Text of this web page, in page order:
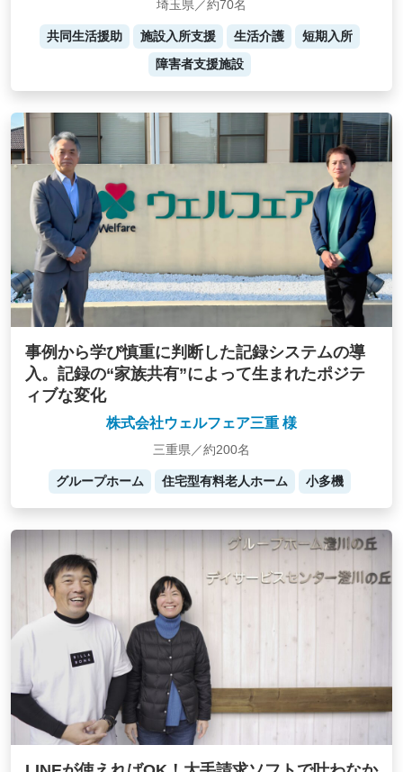
埼玉県／約70名
共同生活援助 施設入所支援 生活介護
短期入所
障害者支援施設
事例から学び慎重に判断した記録システムの導
入。記録の“家族共有”によって生まれたポジテ
ィブな変化
株式会社ウェルフェア三重 様
三重県／約200名
グループホーム 住宅型有料老人ホーム 小多機